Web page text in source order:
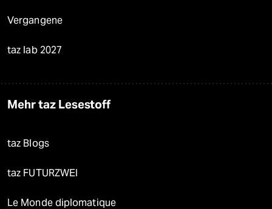
Vergangene
taz lab 2027
Mehr taz Lesestoff
taz Blogs
taz FUTURZWEI
Le Monde diplomatique